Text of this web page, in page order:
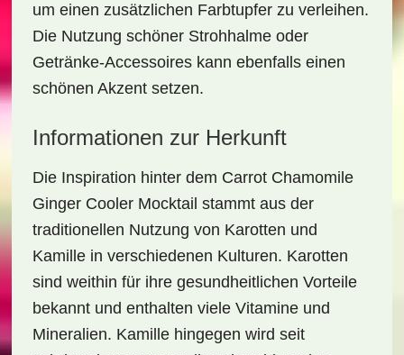
um einen zusätzlichen Farbtupfer zu verleihen.
Die Nutzung schöner Strohhalme oder
Getränke-Accessoires kann ebenfalls einen
schönen Akzent setzen.
Informationen zur Herkunft
Die Inspiration hinter dem Carrot Chamomile
Ginger Cooler Mocktail stammt aus der
traditionellen Nutzung von Karotten und
Kamille in verschiedenen Kulturen. Karotten
sind weithin für ihre gesundheitlichen Vorteile
bekannt und enthalten viele Vitamine und
Mineralien. Kamille hingegen wird seit